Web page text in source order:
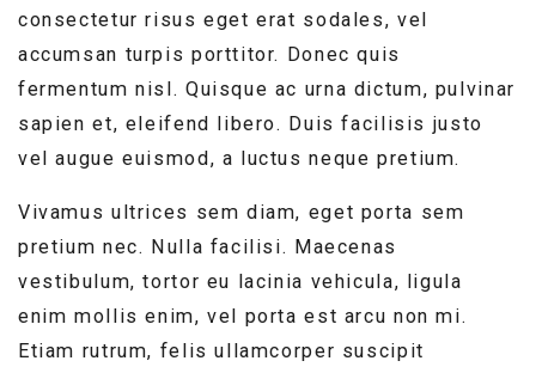
consectetur risus eget erat sodales, vel
accumsan turpis porttitor. Donec quis
fermentum nisl. Quisque ac urna dictum, pulvinar
sapien et, eleifend libero. Duis facilisis justo
vel augue euismod, a luctus neque pretium.
Vivamus ultrices sem diam, eget porta sem
pretium nec. Nulla facilisi. Maecenas
vestibulum, tortor eu lacinia vehicula, ligula
enim mollis enim, vel porta est arcu non mi.
Etiam rutrum, felis ullamcorper suscipit